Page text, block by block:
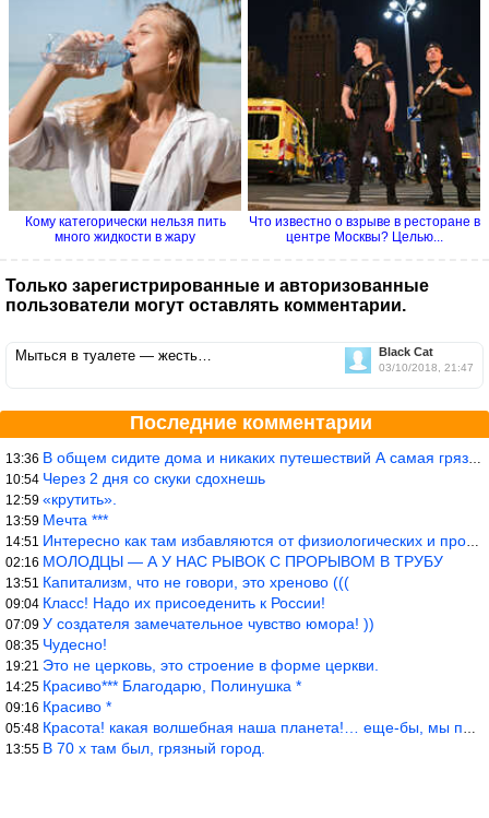
Кому категорически нельзя пить
много жидкости в жару
Что известно о взрыве в ресторане в
центре Москвы? Целью...
Только зарегистрированные и авторизованные
пользователи могут оставлять комментарии.
Black Cat
03/10/2018, 21:47
Мыться в туалете — жесть…
Последние комментарии
13:36 В общем сидите дома и никаких путешествий А самая грязная в от
10:54 Через 2 дня со скуки сдохнешь
12:59 «крутить».
13:59 Мечта ***
14:51 Интересно как там избавляются от физиологических и прочих отходо
02:16 МОЛОДЦЫ — А У НАС РЫВОК С ПРОРЫВОМ В ТРУБУ
13:51 Капитализм, что не говори, это хреново (((
09:04 Класс! Надо их присоеденить к России!
07:09 У создателя замечательное чувство юмора! ))
08:35 Чудесно!
19:21 Это не церковь, это строение в форме церкви.
14:25 Красиво*** Благодарю, Полинушка *
09:16 Красиво *
05:48 Красота! какая волшебная наша планета!… еще-бы, мы понимали это…
13:55 В 70 х там был, грязный город.